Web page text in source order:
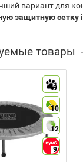
вариант для
защитную
товары
9
10
12
9